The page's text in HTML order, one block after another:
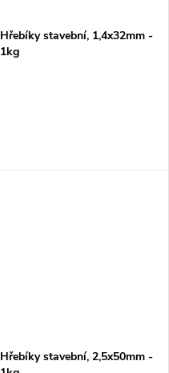
Hřebíky stavební, 1,4x32mm -
1kg
Hřebíky stavební, 2,5x50mm -